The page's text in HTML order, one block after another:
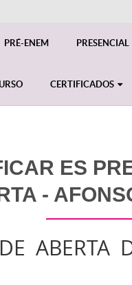
PRÉ-ENEM PRESENCIAL
CERTIFICADOS
ES
-
ABERTA